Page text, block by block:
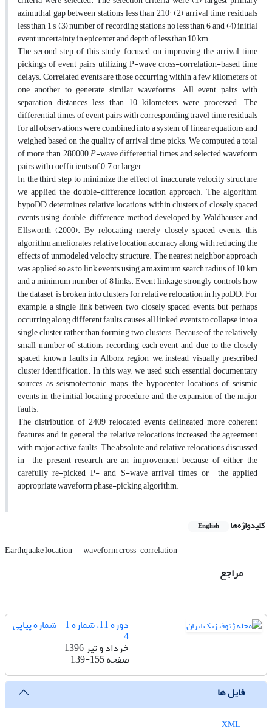
azimuthal gap between stations less than 210°, (2) arrival time residuals
less than 1 s, (3) number of recording stations no less than 6, and (4) initial
event uncertainty in epicenter and depth of less than 10 km.
The second step of this study focused on improving the arrival time
pickings of event pairs utilizing P-wave cross-correlation-based time
delays. Correlated events are those occurring within a few kilometers of
one another to generate similar waveforms. All event pairs with
separation distances less than 10 kilometers were processed. The
differential times of event pairs with corresponding travel time residuals
for all observations were combined into a system of linear equations and
weighed based on the quality of arrival time picks. We computed a total
of more than 280000P-wave differential times and selected waveform
pairs with coefficients of 0.7 or larger.
In the third step, to minimize the effect of inaccurate velocity structure,
we applied the double-difference location approach. The algorithm,
hypoDD, determines relative locations within clusters of closely spaced
events using double-difference method developed by Waldhauser and
Ellsworth (2000). By relocating merely closely spaced events, this
algorithm ameliorates relative location accuracy along with reducing the
effects of unmodeled velocity structure. The nearest neighbor approach
was applied so as to link events using a maximum search radius of 10 km
and a minimum number of 8 links. Event linkage strongly controls how
the dataset is broken into clusters for relative relocation in hypoDD. For
example, a single link between two closely spaced events, but perhaps
occurring along different faults, causes all linked events to collapse into a
single cluster rather than forming two clusters. Because of the relatively
small number of stations recording each event and due to the closely
spaced known faults in Alborz region, we, instead, visually prescribed
cluster identification. In this way, we used such essential documentary
sources as seismotectonic maps, the hypocenter locations of seismic
events in the initial locating procedure, and the expansion of the major
faults.
The distribution of 2409 relocated events delineated more coherent
features, and in general, the relative relocations increased the agreement
with major active faults. The absolute and relative relocations discussed
in the present research are an improvement because of either the
carefully re-picked P- and S-wave arrival times or the applied
appropriate waveform phase-picking algorithm.
کلیدواژه‌ها English
Earthquake location waveform cross-correlation
مراجع
دوره 11، شماره 1 - شماره پیاپی
4
خرداد و تیر 1396
صفحه139-155
فایل ها